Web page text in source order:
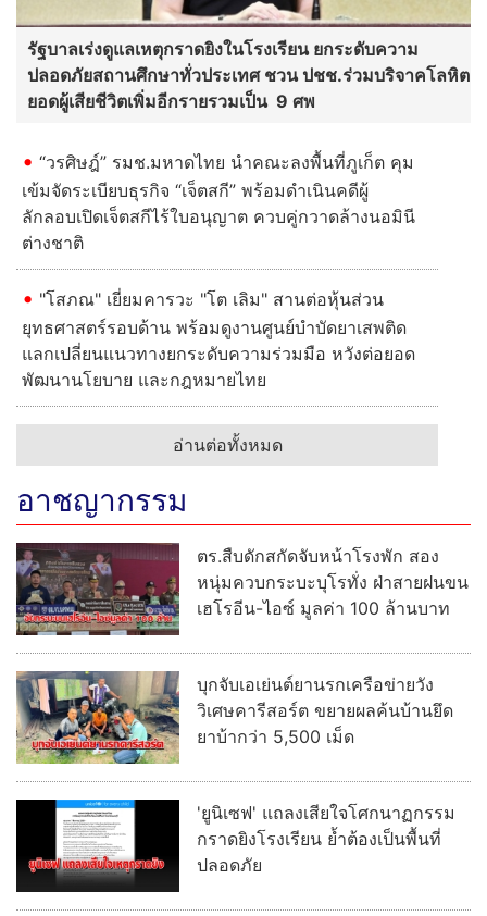
รัฐบาลเร่งดูแลเหตุกราดยิงในโรงเรียน ยกระดับความ
ปลอดภัยสถานศึกษาทั่วประเทศ ชวน ปชช.ร่วมบริจาคโลหิต
ยอดผู้เสียชีวิตเพิ่มอีกรายรวมเป็น 9 ศพ
“วรศิษฎ์” รมช.มหาดไทย นำคณะลงพื้นที่ภูเก็ต คุม
เข้มจัดระเบียบธุรกิจ “เจ็ตสกี” พร้อมดำเนินคดีผู้
ลักลอบเปิดเจ็ตสกีไร้ใบอนุญาต ควบคู่กวาดล้างนอมินี
ต่างชาติ
"โสภณ" เยี่ยมคารวะ "โต เลิม" สานต่อหุ้นส่วน
ยุทธศาสตร์รอบด้าน พร้อมดูงานศูนย์บำบัดยาเสพติด
แลกเปลี่ยนแนวทางยกระดับความร่วมมือ หวังต่อยอด
พัฒนานโยบาย และกฎหมายไทย
อ่านต่อทั้งหมด
อาชญากรรม
ตร.สืบดักสกัดจับหน้าโรงพัก สอง
หนุ่มควบกระบะบุโรทั่ง ฝ่าสายฝนขน
เฮโรอีน-ไอซ์ มูลค่า 100 ล้านบาท
บุกจับเอเย่นต์ยานรกเครือข่ายวัง
วิเศษคารีสอร์ต ขยายผลค้นบ้านยึด
ยาบ้ากว่า 5,500 เม็ด
'ยูนิเซฟ' แถลงเสียใจโศกนาฏกรรม
กราดยิงโรงเรียน ย้ำต้องเป็นพื้นที่
ปลอดภัย